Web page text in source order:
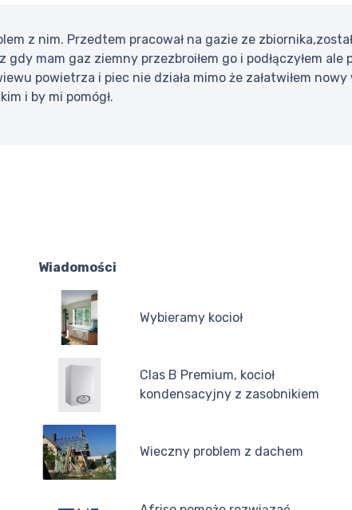
z nim. Przedtem pracował na gazie ze
mam gaz ziemny przezbroiłem go i podłączyłem ale
powietrza i piec nie działa mimo że załatwiłem
i by mi pomógł.
Wiadomości
Wybieramy kocioł
Clas B Premium, kocioł
kondensacyjny z zasobnikiem
Wieczny problem z dachem